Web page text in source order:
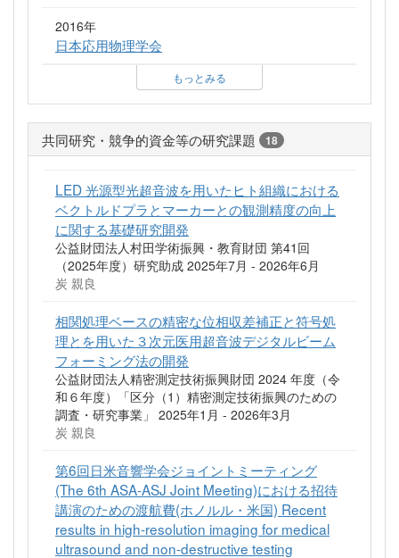
2016年
日本応用物理学会
もっとみる
共同研究・競争的資金等の研究課題 18
LED 光源型光超音波を用いたヒト組織における
ベクトルドプラとマーカーとの観測精度の向上
に関する基礎研究開発
公益財団法人村田学術振興・教育財団 第41回
（2025年度）研究助成 2025年7月 - 2026年6月
炭 親良
相関処理ベースの精密な位相収差補正と符号処
理とを用いた３次元医用超音波デジタルビーム
フォーミング法の開発
公益財団法人精密測定技術振興財団 2024 年度（令
和６年度）「区分（1）精密測定技術振興のための
調査・研究事業」 2025年1月 - 2026年3月
炭 親良
第6回日米音響学会ジョイントミーティング
(The 6th ASA-ASJ Joint Meeting)における招待
講演のための渡航費(ホノルル・米国) Recent
results in high-resolution imaging for medical
ultrasound and non-destructive testing